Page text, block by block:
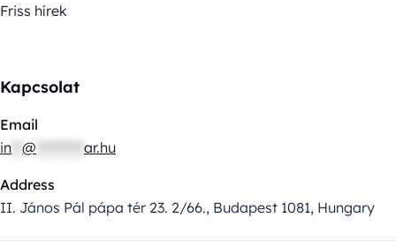
Friss hírek
Kapcsolat
Email
in @ ar.hu
Address
II. János Pál pápa tér 23. 2/66., Budapest 1081, Hungary